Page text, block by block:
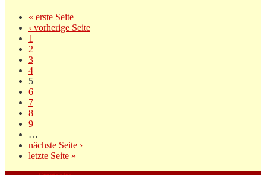
« erste Seite
‹ vorherige Seite
1
2
3
4
5
6
7
8
9
…
nächste Seite ›
letzte Seite »